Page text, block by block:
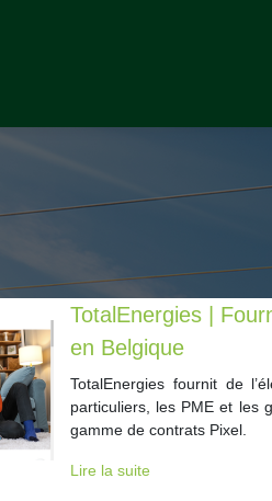
TotalEnergies |
en Belgique
TotalEnergies fournit de
particuliers, les PME et les
gamme de contrats Pixel.
Lire la suite